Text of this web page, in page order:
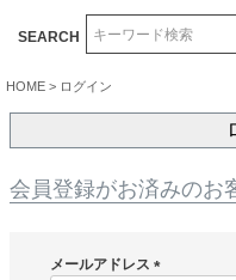
SEARCH
HOME ログイン
会員登録がお済みのお
メールアドレス